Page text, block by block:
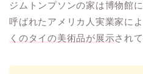
ジムトンプソンの家は博物館
呼ばれたアメリカ人実業家に
くのタイの美術品が展示され